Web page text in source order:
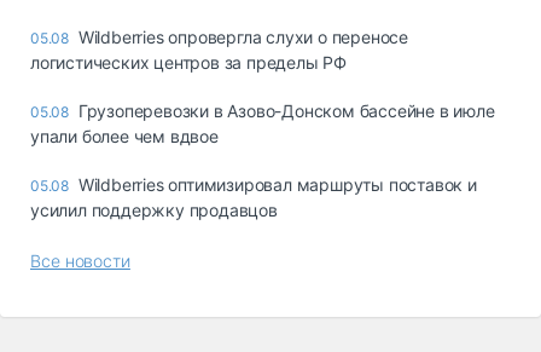
05.08 Wildberries опровергла слухи о переносе
логистических центров за пределы РФ
05.08 Грузоперевозки в Азово-Донском бассейне в июле
упали более чем вдвое
05.08 Wildberries оптимизировал маршруты поставок и
усилил поддержку продавцов
Все новости